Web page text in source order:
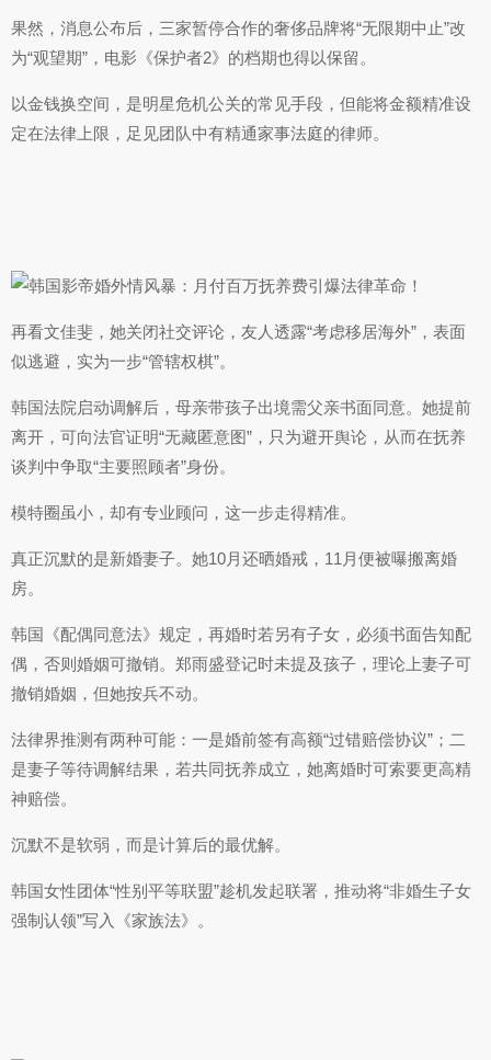
果然，消息公布后，三家暂停合作的奢侈品牌将“无限期中止”改
为“观望期”，电影《保护者2》的档期也得以保留。
以金钱换空间，是明星危机公关的常见手段，但能将金额精准设
定在法律上限，足见团队中有精通家事法庭的律师。
再看文佳斐，她关闭社交评论，友人透露“考虑移居海外”，表面
似逃避，实为一步“管辖权棋”。
韩国法院启动调解后，母亲带孩子出境需父亲书面同意。她提前
离开，可向法官证明“无藏匿意图”，只为避开舆论，从而在抚养
谈判中争取“主要照顾者”身份。
模特圈虽小，却有专业顾问，这一步走得精准。
真正沉默的是新婚妻子。她10月还晒婚戒，11月便被曝搬离婚
房。
韩国《配偶同意法》规定，再婚时若另有子女，必须书面告知配
偶，否则婚姻可撤销。郑雨盛登记时未提及孩子，理论上妻子可
撤销婚姻，但她按兵不动。
法律界推测有两种可能：一是婚前签有高额“过错赔偿协议”；二
是妻子等待调解结果，若共同抚养成立，她离婚时可索要更高精
神赔偿。
沉默不是软弱，而是计算后的最优解。
韩国女性团体“性别平等联盟”趁机发起联署，推动将“非婚生子女
强制认领”写入《家族法》。